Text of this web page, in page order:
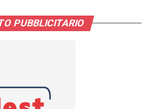
PUBBLICITARIO